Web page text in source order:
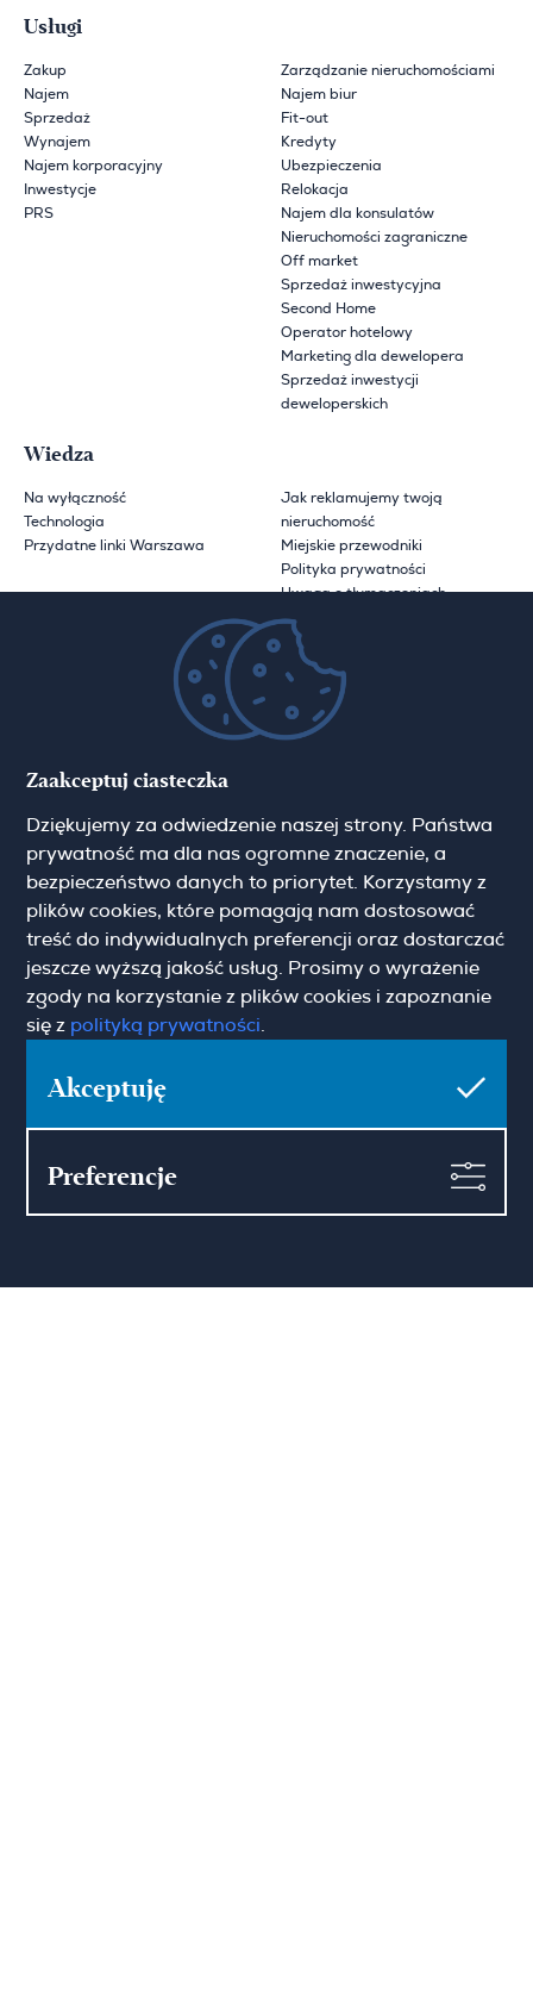
Usługi
Zakup
Najem
Sprzedaż
Wynajem
Najem korporacyjny
Inwestycje
PRS
Zarządzanie nieruchomościami
Najem biur
Fit-out
Kredyty
Ubezpieczenia
Relokacja
Najem dla konsulatów
Nieruchomości zagraniczne
Off market
Sprzedaż inwestycyjna
Second Home
Operator hotelowy
Marketing dla dewelopera
Sprzedaż inwestycji
deweloperskich
Wiedza
Na wyłączność
Technologia
Przydatne linki Warszawa
Jak reklamujemy twoją
nieruchomość
Miejskie przewodniki
Polityka prywatności
Uwaga o tłumaczeniach
Aktualności
Blog
Kontakt
Zapisz się do newslettera
Imię
Email
Pokaż więcej
Zaakceptuj ciasteczka
Dziękujemy za odwiedzenie naszej strony. Państwa
prywatność ma dla nas ogromne znaczenie, a
bezpieczeństwo danych to priorytet. Korzystamy z
plików cookies, które pomagają nam dostosować
treść do indywidualnych preferencji oraz dostarczać
jeszcze wyższą jakość usług. Prosimy o wyrażenie
zgody na korzystanie z plików cookies i zapoznanie
się z polityką prywatności
Akceptuję
Preferencje